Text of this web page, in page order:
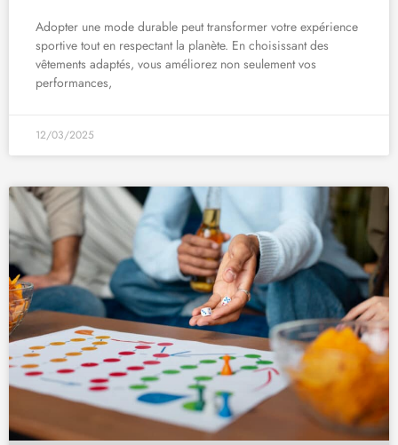
Adopter une mode durable peut transformer votre expérience
sportive tout en respectant la planète. En choisissant des
vêtements adaptés, vous améliorez non seulement vos
performances,
12/03/2025